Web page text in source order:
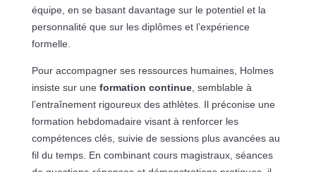
équipe, en se basant davantage sur le potentiel et la
personnalité que sur les diplômes et l’expérience
formelle.
Pour accompagner ses ressources humaines, Holmes
insiste sur une formation continue, semblable à
l’entraînement rigoureux des athlètes. Il préconise une
formation hebdomadaire visant à renforcer les
compétences clés, suivie de sessions plus avancées au
fil du temps. En combinant cours magistraux, séances